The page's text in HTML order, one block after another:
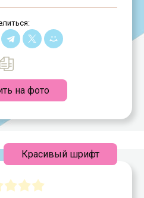
на фото
Красивый шрифт